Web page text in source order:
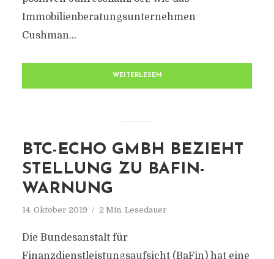
Immobilienberatungsunternehmen
Cushman...
WEITERLESEN
BTC-ECHO GMBH BEZIEHT
STELLUNG ZU BAFIN-
WARNUNG
14. Oktober 2019 2 Min. Lesedauer
Die Bundesanstalt für
Finanzdienstleistungsaufsicht (BaFin) hat eine